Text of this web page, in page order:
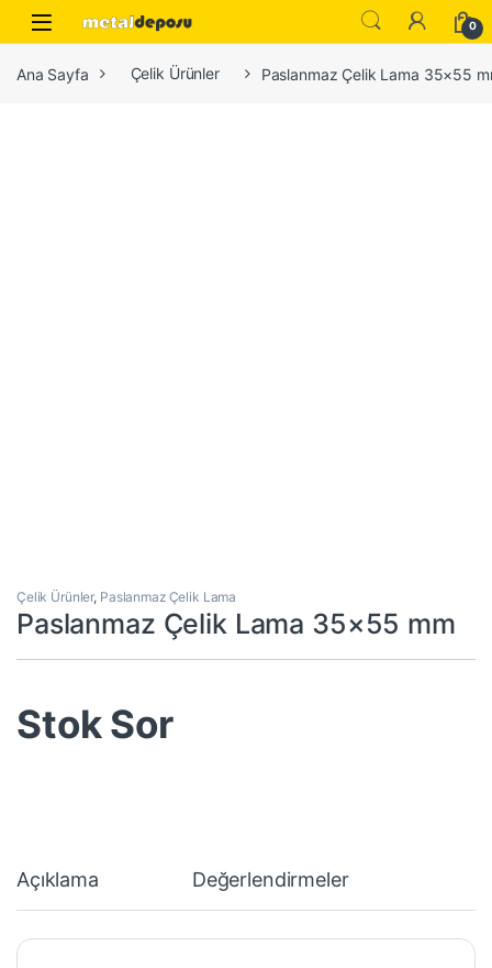
Skip to navigation
Skip to content
0
Ana Sayfa Çelik Ürünler Paslanmaz Çelik Lama 35×55
Çelik Ürünler, Paslanmaz Çelik Lama
Paslanmaz Çelik Lama 35×55 mm
Stok Sor
Açıklama Değerlendirmeler